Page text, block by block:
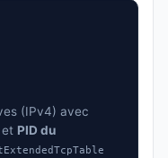
(IPv4) avec
et PID du